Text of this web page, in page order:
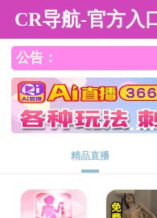
成人影片
通知公告